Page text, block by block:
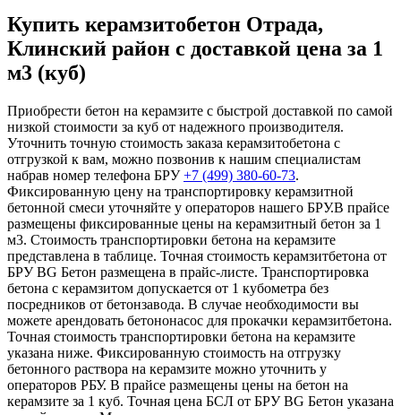
Купить керамзитобетон Отрада,
Клинский район с доставкой цена за 1
м3 (куб)
Приобрести бетон на керамзите с быстрой доставкой по самой
низкой стоимости за куб от надежного производителя.
Уточнить точную стоимость заказа керамзитобетона с
отгрузкой к вам, можно позвонив к нашим специалистам
набрав номер телефона БРУ+7 (499) 380-60-73.
Фиксированную цену на транспортировку керамзитной
бетонной смеси уточняйте у операторов нашего БРУ.В прайсе
размещены фиксированные цены на керамзитный бетон за 1
м3. Стоимость транспортировки бетона на керамзите
представлена в таблице. Точная стоимость керамзитбетона от
БРУ BG Бетон размещена в прайс-листе. Транспортировка
бетона с керамзитом допускается от 1 кубометра без
посредников от бетонзавода. В случае необходимости вы
можете арендовать бетононасос для прокачки керамзитбетона.
Точная стоимость транспортировки бетона на керамзите
указана ниже. Фиксированную стоимость на отгрузку
бетонного раствора на керамзите можно уточнить у
операторов РБУ. В прайсе размещены цены на бетон на
керамзите за 1 куб. Точная цена БСЛ от БРУ BG Бетон указана